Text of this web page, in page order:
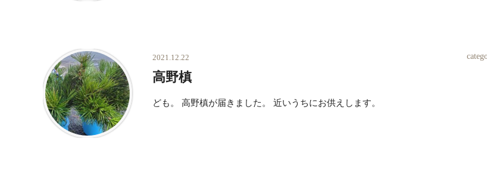
2021.12.22
高野槙
ども。 高野槙が届きました。 近いうちにお供えします。